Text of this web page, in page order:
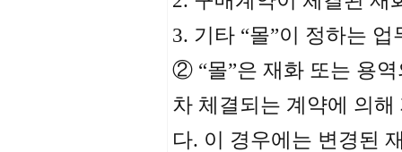
3. 기타 “몰”이 정하는 업
② “몰”은 재화 또는 용
차 체결되는 계약에 의
다. 이 경우에는 변경된